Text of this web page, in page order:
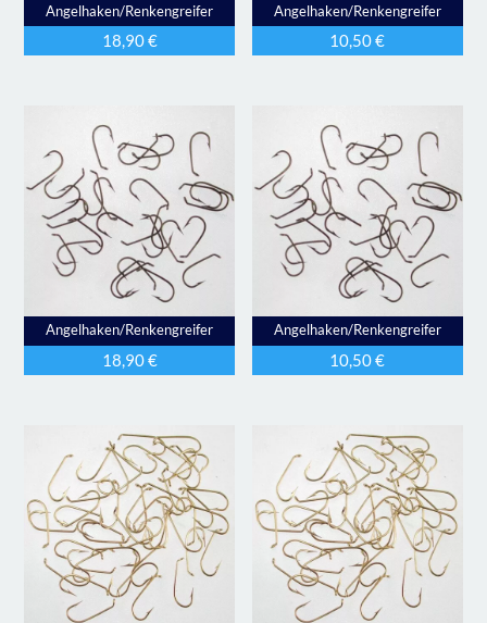
Angelhaken/Renkengreifer
18,90€
Angelhaken/Renkengreifer
10,50€
Angelhaken/Renkengreifer
18,90€
Angelhaken/Renkengreifer
10,50€